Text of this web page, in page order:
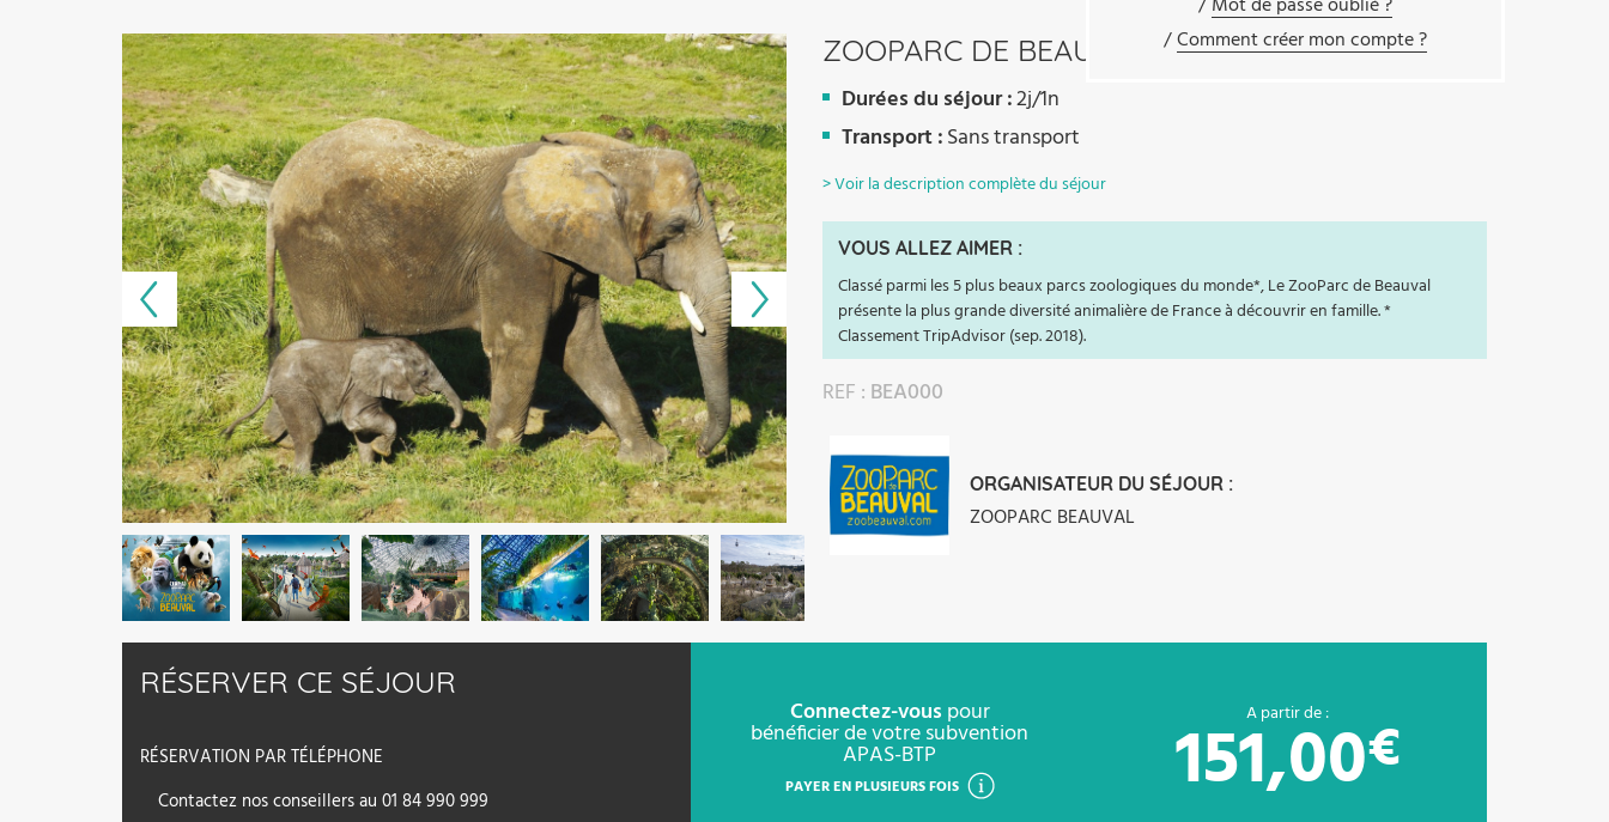
Comment créer mon compte ?
ZOOPARC DE BEAUVAL
Durées du séjour :2j/1n
Transport :Sans transport
> Voir la description complète du séjour
VOUS ALLEZ AIMER :
Classé parmi les 5 plus beaux parcs zoologiques du monde*, Le ZooParc de Beauval
présente la plus grande diversité animalière de France à découvrir en famille. *
Classement TripAdvisor (sep. 2018).
REF : BEA000
ORGANISATEUR DU SÉJOUR :
ZOOPARC BEAUVAL
RÉSERVER CE SÉJOUR
RÉSERVATION PAR TÉLÉPHONE
Contactez nos conseillers au 01 84 990 999
Connectez-vous pour
bénéficier de votre subvention
APAS-BTP
PAYER EN PLUSIEURS FOIS
A partir de :
151,00€